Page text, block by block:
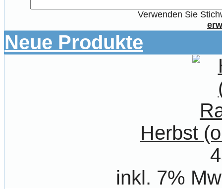
Verwenden Sie
Neue Produkte
Herbst
inkl. 7%